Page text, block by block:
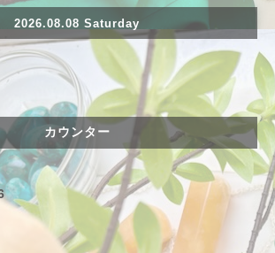
2026.08.08 Saturday
カウンター